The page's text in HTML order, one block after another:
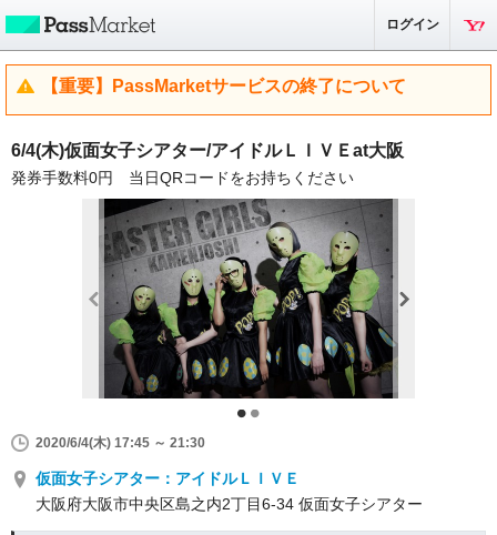
ログイン
【重要】PassMarketサービスの終了について
6/4(木)仮面女子シアター/アイドルＬＩＶＥat大阪
発券手数料0円 当日QRコードをお持ちください
2020/6/4(木) 17:45 ～ 21:30
仮面女子シアター：アイドルＬＩＶＥ
大阪府大阪市中央区島之内2丁目6-34 仮面女子シアター